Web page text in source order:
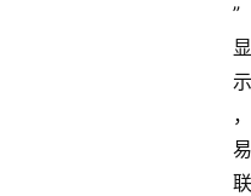
”
显
示
，
易
联